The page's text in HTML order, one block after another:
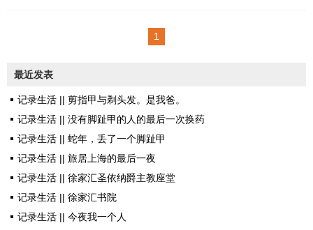
35，理综247，语文109，英语10
的煎熬，终于被他心仪已久的学
校录取了。 这之前忐忑不安
等待结果的过程中，儿子表现得
学长们打听入学需知，还不知羞
1
最近发表
记录生活 || 剪指甲与剃头发。是我爸。
记录生活 || 没有脚趾甲的人的最后一次换药
记录生活 || 蛇年，丢了一个脚趾甲
记录生活 || 旅居上海的最后一夜
记录生活 || 徐家汇圣依纳爵主教座堂
记录生活 || 徐家汇书院
记录生活 || 今夜我一个人